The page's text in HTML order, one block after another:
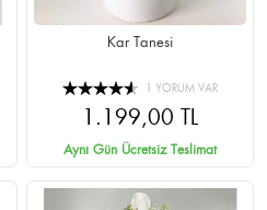
Kar Tanesi
1 YORUM VAR
1.199,00 TL
Aynı Gün Ücretsiz Teslimat